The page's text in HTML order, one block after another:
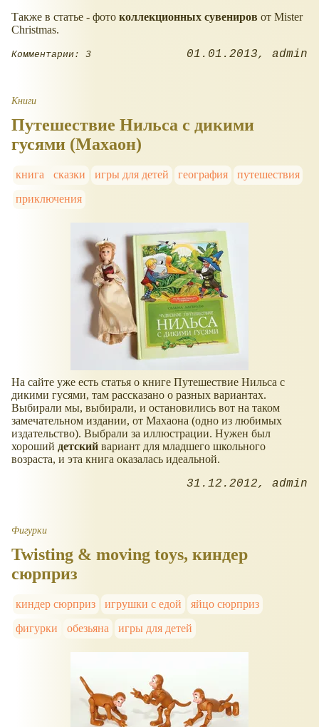
Также в статье - фото коллекционных сувениров от Mister
Christmas.
Комментарии: 3 01.01.2013 admin
Книги
Путешествие Нильса с дикими
гусями (Махаон)
книга сказки игры для детей география
путешествия
приключения
На сайте уже есть статья о книге Путешествие Нильса с
дикими гусями, там рассказано о разных вариантах.
Выбирали мы, выбирали, и остановились вот на таком
замечательном издании, от Махаона (одно из любимых
издательство). Выбрали за иллюстрации. Нужен был
хороший детский вариант для младшего школьного
возраста, и эта книга оказалась идеальной.
31.12.2012 admin
Фигурки
Twisting & moving toys, киндер
сюрприз
киндер сюрприз игрушки с едой
яйцо сюрприз
фигурки
обезьяна игры для детей